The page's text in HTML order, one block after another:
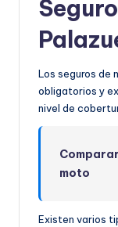
Los seguros de
obligatorios y
nivel de
moto
Existen varios